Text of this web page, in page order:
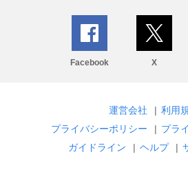
Facebook X
運営会社 | 利用
プライバシーポリシー
| プラ
ガイドライン
| ヘルプ |